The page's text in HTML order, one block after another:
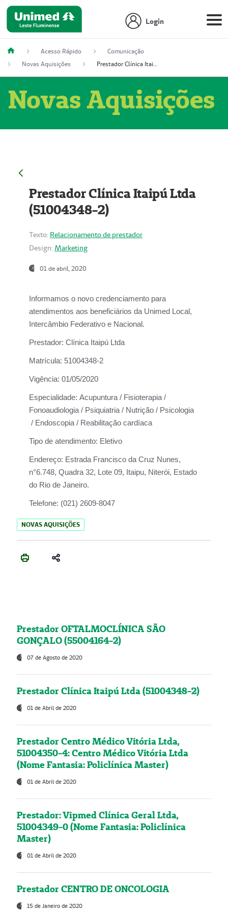
Login
Acesso Rápido
Comunicação
Novas Aquisições
Prestador Clínica Itaipú Ltda (51004348-2)
Novas Aquisições
Prestador Clínica Itaipú Ltda
(51004348-2)
Texto: Relacionamento de prestador
Design: Marketing
01 de abril, 2020
Informamos o novo credenciamento para
atendimentos aos beneficiários da Unimed Local,
Intercâmbio Federativo e Nacional.
Prestador: Clínica Itaipú Ltda
Matrícula: 51004348-2
Vigência: 01/05/2020
Especialidade: Acupuntura / Fisioterapia /
Fonoaudiologia / Psiquiatria / Nutrição / Psicologia
/ Endoscopia / Reabilitação cardíaca
Tipo de atendimento: Eletivo
Endereço: Estrada Francisco da Cruz Nunes,
n°6.748, Quadra 32, Lote 09, Itaipu, Niterói, Estado
do Rio de Janeiro.
Telefone: (021) 2609-8047
NOVAS AQUISIÇÕES
Prestador OFTALMOCLÍNICA SÃO
GONÇALO (55004164-2)
07 de Agosto de 2020
Prestador Clínica Itaipú Ltda (51004348-2)
01 de Abril de 2020
Prestador Centro Médico Vitória Ltda,
51004350-4: Centro Médico Vitória Ltda
(Nome Fantasia: Policlínica Master)
01 de Abril de 2020
Prestador: Vipmed Clínica Geral Ltda,
51004349-0 (Nome Fantasia: Policlínica
Master)
01 de Abril de 2020
Prestador CENTRO DE ONCOLOGIA
15 de Janeiro de 2020